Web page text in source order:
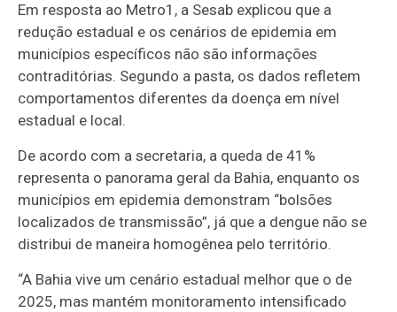
Em resposta ao Metro1, a Sesab explicou que a
redução estadual e os cenários de epidemia em
municípios específicos não são informações
contraditórias. Segundo a pasta, os dados refletem
comportamentos diferentes da doença em nível
estadual e local.
De acordo com a secretaria, a queda de 41%
representa o panorama geral da Bahia, enquanto os
municípios em epidemia demonstram “bolsões
localizados de transmissão”, já que a dengue não se
distribui de maneira homogênea pelo território.
“A Bahia vive um cenário estadual melhor que o de
2025, mas mantém monitoramento intensificado